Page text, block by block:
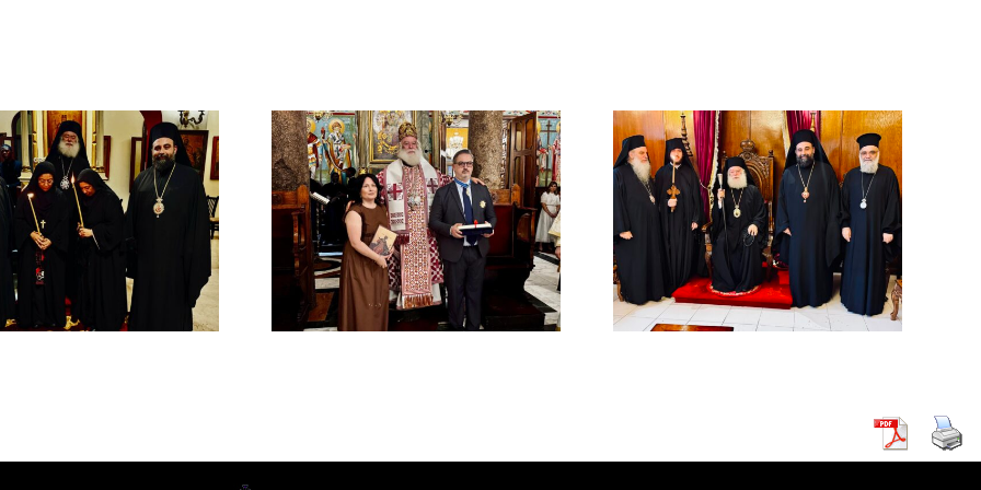
Νέος Αρχιμανδρίτης
και Πατριαρχική Τιμή
στον Γενικό Πρόξενο
Αλεξανδρείας
Νέος Μοναχός στο
Πατριαρχείο
Αλεξανδρείας